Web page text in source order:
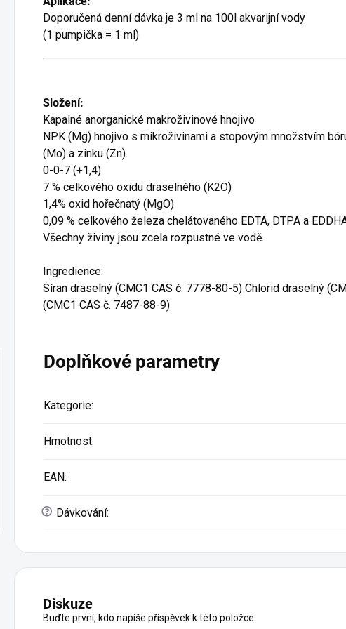
Doporučená denní dávka je 3 ml na 100l akvarijní vody
(1 pumpička = 1 ml)
Složení:
Kapalné anorganické makroživinové hnojivo
NPK (Mg) hnojivo s mikroživinami a stopovým množstvím
(Mo) a zinku (Zn).
0-0-7 (+1,4)
7 % celkového oxidu draselného (K2O)
1,4% oxid hořečnatý (MgO)
0,09 % celkového železa chelátovaného EDTA, DTPA a
Všechny živiny jsou zcela rozpustné ve vodě.
Ingredience:
Síran draselný (CMC1 CAS č. 7778-80-5) Chlorid draselný
(CMC1 CAS č. 7487-88-9)
Doplňkové parametry
Kategorie:
Hmotnost:
EAN:
? Dávkování:
Diskuze
Buďte první, kdo napíše příspěvek k této položce.